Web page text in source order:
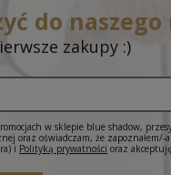
do
zakupy :)
w sklepie blue shadow,
oraz oświadczam, że zapoznałem/-
i Polityką prywatności oraz